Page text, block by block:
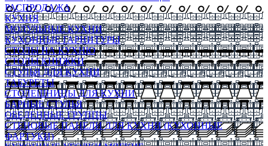
РАСПРОДАЖА
КУХНЯ
МОДУЛЬНЫЕ КУХНИ
КУХОННЫЕ ГАРНИТУРЫ
СТОЛЫ НА КУХНЮ
СТОЛЫ КНИЖКИ
СТУЛЬЯ ДЛЯ КУХНИ
ТАБУРЕТЫ
СТОЛЕШНИЦЫ ДЛЯ КУХНИ
БАРНЫЕ СТУЛЬЯ
ОБЕДЕННЫЕ ГРУППЫ
СТЕНОВЫЕ ПАНЕЛИ ДЛЯ КУХНИ (КУХОННЫЕ
ФАРТУКИ)